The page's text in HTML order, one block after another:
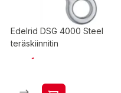
Edelrid DSG 4000 Steel
teräskiinnitin